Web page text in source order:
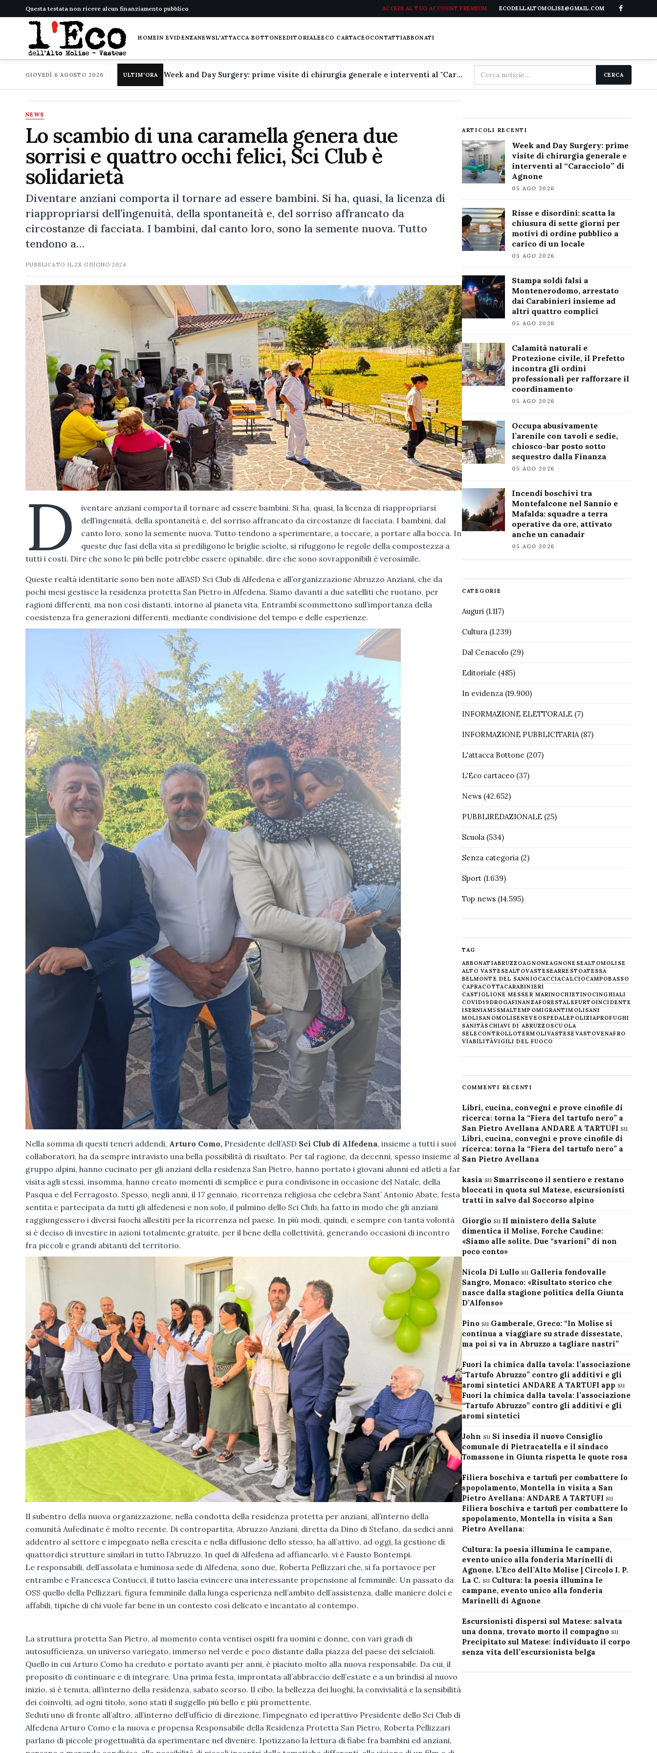
Questa testata non riceve alcun finanziamento pubblico ACCEDI AL TUO ACCOUNT PREMIUM ECODELLALTOMOLISE@GMAIL.COM
HOMEIN EVIDENZANEWSL'ATTACCA BOTTONEEDITORIALEECO CARTACEOCONTATTIABBONATI
GIOVEDÌ 6 AGOSTO 2026 ULTIM'ORA Week and Day Surgery: prime visite di chirurgia generale e interventi al "Caracciolo" di Agnone
Cerca
nel
CERCA
NEWS
Lo scambio di una caramella genera due
sorrisi e quattro occhi felici, Sci Club è
solidarietà
Diventare anziani comporta il tornare ad essere bambini. Si ha, quasi, la licenza di
riappropriarsi dell’ingenuità, della spontaneità e, del sorriso affrancato da
circostanze di facciata. I bambini, dal canto loro, sono la semente nuova. Tutto
tendono a…
PUBBLICATO IL28 GIUGNO 2024
D
iventare anziani comporta il tornare ad essere bambini. Si ha, quasi, la licenza di riappropriarsi
dell’ingenuità, della spontaneità e, del sorriso affrancato da circostanze di facciata. I bambini, dal
canto loro, sono la semente nuova. Tutto tendono a sperimentare, a toccare, a portare alla bocca. In
queste due fasi della vita si prediligono le briglie sciolte, si rifuggono le regole della compostezza a
tutti i costi. Dire che sono le più belle potrebbe essere opinabile, dire che sono sovrapponibili è verosimile.
Queste realtà identitarie sono ben note all’ASD Sci Club di Alfedena e all’organizzazione Abruzzo Anziani, che da
pochi mesi gestisce la residenza protetta San Pietro in Alfedena. Siamo davanti a due satelliti che ruotano, per
ragioni differenti, ma non così distanti, intorno al pianeta vita. Entrambi scommettono sull’importanza della
coesistenza fra generazioni differenti, mediante condivisione del tempo e delle esperienze.
Nella somma di questi teneri addendi, Arturo Como, Presidente dell’ASD Sci Club di Alfedena, insieme a tutti i suoi
collaboratori, ha da sempre intravisto una bella possibilità di risultato. Per tal ragione, da decenni, spesso insieme al
gruppo alpini, hanno cucinato per gli anziani della residenza San Pietro, hanno portato i giovani alunni ed atleti a far
visita agli stessi, insomma, hanno creato momenti di semplice e pura condivisone in occasione del Natale, della
Pasqua e del Ferragosto. Spesso, negli anni, il 17 gennaio, ricorrenza religiosa che celebra Sant’ Antonio Abate, festa
sentita e partecipata da tutti gli alfedenesi e non solo, il pulmino dello Sci Club, ha fatto in modo che gli anziani
raggiungessero i diversi fuochi allestiti per la ricorrenza nel paese. In più modi, quindi, e sempre con tanta volontà
si è deciso di investire in azioni totalmente gratuite, per il bene della collettività, generando occasioni di incontro
fra piccoli e grandi abitanti del territorio.
Il subentro della nuova organizzazione, nella condotta della residenza protetta per anziani, all’interno della
comunità Aufedinate è molto recente. Di contropartita, Abruzzo Anziani, diretta da Dino di Stefano, da sedici anni
addentro al settore e impegnato nella crescita e nella diffusione dello stesso, ha all’attivo, ad oggi, la gestione di
quattordici strutture similari in tutto l’Abruzzo. In quel di Alfedena ad affiancarlo, vi è Fausto Bontempi.
Le responsabili, dell’assolata e luminosa sede di Alfedena, sono due, Roberta Pellizzari che, si fa portavoce per
entrambe e Francesca Contucci, il tutto lascia evincere una interessante propensione al femminile. Un passato da
OSS quello della Pellizzari, figura femminile dalla lunga esperienza nell’ambito dell’assistenza, dalle maniere dolci e
affabili, tipiche di chi vuole far bene in un contesto così delicato e incantato al contempo.
La struttura protetta San Pietro, al momento conta ventisei ospiti fra uomini e donne, con vari gradi di
autosufficienza, un universo variegato, immerso nel verde e poco distante dalla piazza del paese dei selciaioli.
Quello in cui Arturo Como ha creduto e portato avanti per anni, è piaciuto molto alla nuova responsabile. Da cui, il
proposito di continuare e di integrare. Una prima festa, improntata all’abbraccio dell’estate e a un brindisi al nuovo
inizio, si è tenuta, all’interno della residenza, sabato scorso. Il cibo, la bellezza dei luoghi, la convivialità e la sensibilità
dei coinvolti, ad ogni titolo, sono stati il suggello più bello e più promettente.
Seduti uno di fronte all’altro, all’interno dell’ufficio di direzione, l’impegnato ed iperattivo Presidente dello Sci Club di
Alfedena Arturo Como e la nuova e propensa Responsabile della Residenza Protetta San Pietro, Roberta Pellizzari
parlano di piccole progettualità da sperimentare nel divenire. Ipotizzano la lettura di fiabe fra bambini ed anziani,
ARTICOLI RECENTI
Week and Day Surgery: prime
visite di chirurgia generale e
interventi al “Caracciolo” di
Agnone
05 AGO 2026
Risse e disordini: scatta la
chiusura di sette giorni per
motivi di ordine pubblico a
carico di un locale
05 AGO 2026
Stampa soldi falsi a
Montenerodomo, arrestato
dai Carabinieri insieme ad
altri quattro complici
05 AGO 2026
Calamità naturali e
Protezione civile, il Prefetto
incontra gli ordini
professionali per rafforzare il
coordinamento
05 AGO 2026
Occupa abusivamente
l’arenile con tavoli e sedie,
chiosco-bar posto sotto
sequestro dalla Finanza
05 AGO 2026
Incendi boschivi tra
Montefalcone nel Sannio e
Mafalda: squadre a terra
operative da ore, attivato
anche un canadair
05 AGO 2026
CATEGORIE
Auguri(1.117)
Cultura(1.239)
Dal Cenacolo(29)
Editoriale (485)
In evidenza(19.900)
INFORMAZIONE ELETTORALE(7)
INFORMAZIONE PUBBLICITARIA(87)
L'attacca Bottone (207)
L'Eco cartaceo(37)
News(42.652)
PUBBLIREDAZIONALE(25)
Scuola(534)
Senza categoria(2)
Sport(1.639)
Top news(14.595)
TAG
ABBONATIABRUZZOAGNONEAGNONESEALTOMOLISE
ALTO VASTESEALTOVASTESEARRESTOATESSA
BELMONTE DEL SANNIOCACCIACALCIOCAMPOBASSO
CAPRACOTTACARABINIERI
CASTIGLIONE MESSER MARINOCHIETINOCINGHIALI
COVID19DROGAFINANZAFORESTALEFURTOINCIDENTE
ISERNIAM5SMALTEMPOMIGRANTIMOLISANI
MOLISANOMOLISENEVE OSPEDALEPOLIZIAPROFUGHI
SANITÀSCHIAVI DI ABRUZZOSCUOLA
SELECONTROLLOTERMOLIVASTESE VASTOVENAFRO
VIABILITÀVIGILI DEL FUOCO
COMMENTI RECENTI
Libri, cucina, convegni e prove cinofile di
ricerca: torna la “Fiera del tartufo nero” a
San Pietro Avellana ANDARE A TARTUFI su
Libri, cucina, convegni e prove cinofile di
ricerca: torna la “Fiera del tartufo nero” a
San Pietro Avellana
kasia su Smarriscono il sentiero e restano
bloccati in quota sul Matese, escursionisti
tratti in salvo dal Soccorso alpino
Giorgiosu Il ministero della Salute
dimentica il Molise, Forche Caudine:
«Siamo alle solite. Due “svarioni” di non
poco conto»
Nicola Di Lullosu Galleria fondovalle
Sangro, Monaco: «Risultato storico che
nasce dalla stagione politica della Giunta
D’Alfonso»
Pinosu Gamberale, Greco: “In Molise si
continua a viaggiare su strade dissestate,
ma poi si va in Abruzzo a tagliare nastri”
Fuori la chimica dalla tavola: l’associazione
“Tartufo Abruzzo” contro gli additivi e gli
aromi sintetici ANDARE A TARTUFI app su
Fuori la chimica dalla tavola: l’associazione
“Tartufo Abruzzo” contro gli additivi e gli
aromi sintetici
John su Si insedia il nuovo Consiglio
comunale di Pietracatella e il sindaco
Tomassone in Giunta rispetta le quote rosa
Filiera boschiva e tartufi per combattere lo
spopolamento, Montella in visita a San
Pietro Avellana: ANDARE A TARTUFI su
Filiera boschiva e tartufi per combattere lo
spopolamento, Montella in visita a San
Pietro Avellana:
Cultura: la poesia illumina le campane,
evento unico alla fonderia Marinelli di
Agnone. L’Eco dell’Alto Molise | Circolo I. P.
La C. su Cultura: la poesia illumina le
campane, evento unico alla fonderia
Marinelli di Agnone
Escursionisti dispersi sul Matese: salvata
una donna, trovato morto il compagnosu
Precipitato sul Matese: individuato il corpo
senza vita dell’escursionista belga